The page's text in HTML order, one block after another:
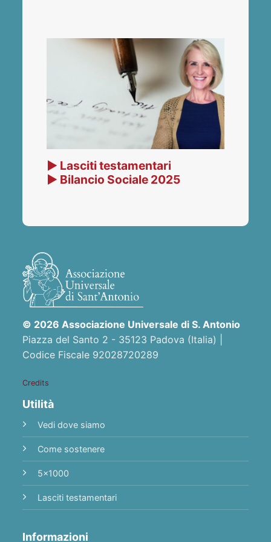
▶ Lasciti testamentari
▶ Bilancio Sociale 2025
© 2026 Associazione Universale di S. Antonio
Piazza del Santo 2 - 35123 Padova (Italia) |
Codice Fiscale 92028720289
Credits
Utilità
Vedi dove siamo
Come sostenere
5x1000
Lasciti testamentari
Informazioni